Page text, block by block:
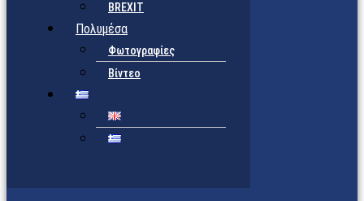
BREXIT
Πολυμέσα
Φωτογραφίες
Βίντεο